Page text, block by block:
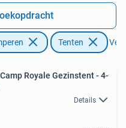
Tenten
Royale Gezinstent - 4-
Details